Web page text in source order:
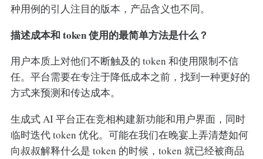
种用例的引人注目的版本，产品含义也不同。
描述成本和 token 使用的最简单方法是什么？
用户本质上对他们不断触及的 token 和使用限制不信
任。平台需要在专注于降低成本之前，找到一种更好的
方式来预测和传达成本。
生成式 AI 平台正在竞相构建新功能和用户界面，同时
临时迭代 token 优化。可能在我们在晚宴上弄清楚如何
向叔叔解释什么是 token 的时候，token 就已经被商品